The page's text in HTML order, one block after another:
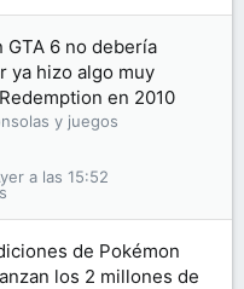
GTA 6 no debería
ya hizo algo muy
en 2010
y juegos
a las 15:52
de Pokémon
los 2 millones de